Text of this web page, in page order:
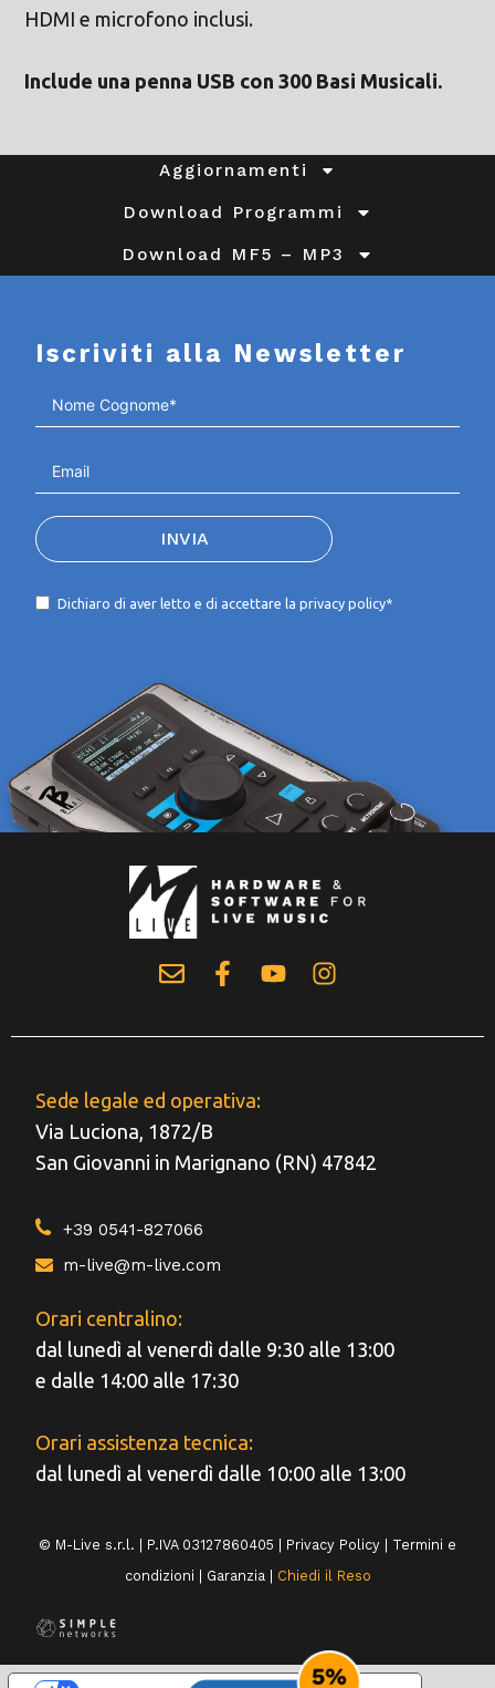
HDMI e microfono inclusi.
Include una penna USB con 300 Basi Musicali.
Aggiornamenti
Download Programmi
Download MF5 – MP3
Iscriviti alla Newsletter
INVIA
Dichiaro di aver letto e di accettare laprivacy policy*
Sede legale ed operativa:
Via Luciona, 1872/B
San Giovanni in Marignano (RN) 47842
+39 0541-827066
m-live@m-live.com
Orari centralino:
dal lunedì al venerdì dalle 9:30 alle 13:00
e dalle 14:00 alle 17:30
Orari assistenza tecnica:
dal lunedì al venerdì dalle 10:00 alle 13:00
© M-Live s.r.l. | P.IVA 03127860405 | Privacy Policy | Termini e
condizioni | Garanzia | Chiedi il Reso